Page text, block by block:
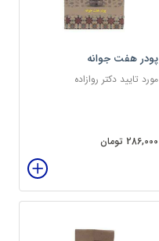
پودر هفت جوانه
مورد تایید دکتر روازاده
286,000 تومان